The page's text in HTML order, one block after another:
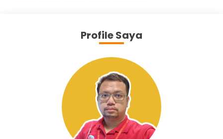
Profile Saya